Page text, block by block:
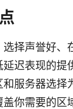
择声誉好、
迟表现的提
服务器选择
你需要的区